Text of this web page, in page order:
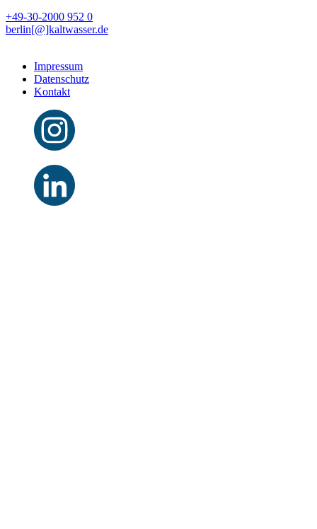
+49-30-2000 952 0
berlin[@]kaltwasser.de
Impressum
Datenschutz
Kontakt